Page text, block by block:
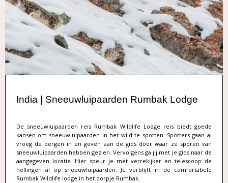
India | Sneeuwluipaarden Rumbak Lodge
De sneeuwluipaarden reis Rumbak Wildlife Lodge reis biedt goede
kansen om sneeuwluipaarden in het wild te spotten. Spotters gaan al
vroeg de bergen in en geven aan de gids door waar ze sporen van
sneeuwluipaarden hebben gezien. Vervolgens ga jij met je gids naar de
aangegeven locatie. Hier speur je met verrekijker en telescoop de
hellingen af op sneeuwluipaarden. Je verblijft in de comfortabele
Rumbak Wildlife lodge in het dorpje Rumbak.